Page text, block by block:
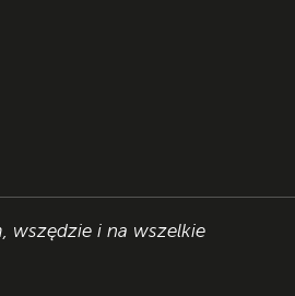
wszędzie i na wszelkie